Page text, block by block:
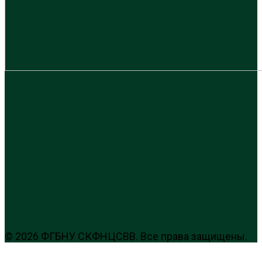
© 2026 ФГБНУ СКФНЦСВВ. Все права защищены.